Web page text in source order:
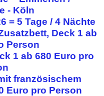
- Köln
= 5 Tage / 4 Nächte
Deck 1 ab
Person
1 ab 680 Euro pro
französischem
Euro pro Person